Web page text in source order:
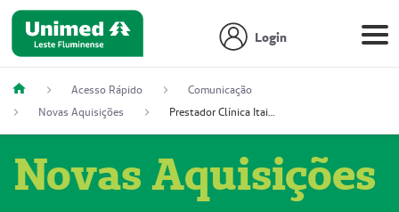
Login
Acesso Rápido
Comunicação
Novas Aquisições
Prestador Clínica Itaipú Ltda (51004348-2)
Novas Aquisições